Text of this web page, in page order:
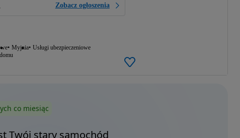
Zobacz ogłoszenia
Myjnia Usługi ubezpieczeniowe
co miesiąc
Twój stary samochód